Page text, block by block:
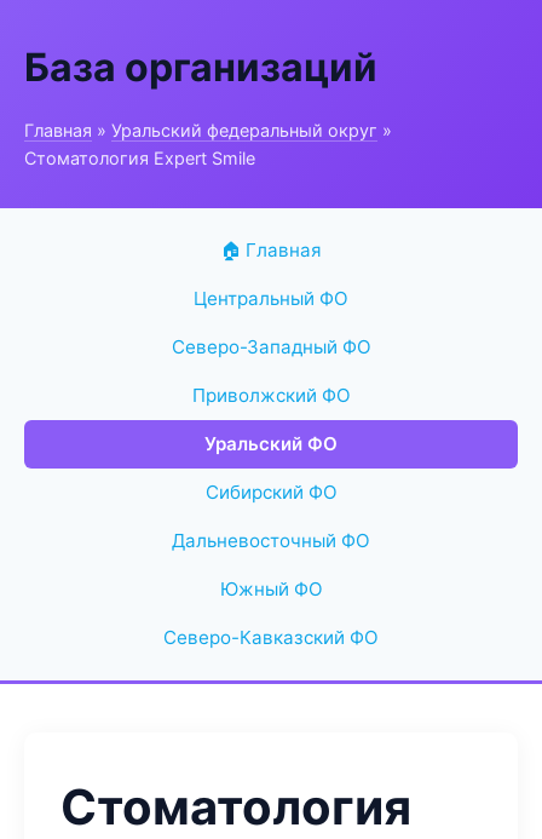
База организаций
Главная » Уральский федеральный округ »
Стоматология Expert Smile
🏠 Главная
Центральный ФО
Северо-Западный ФО
Приволжский ФО
Уральский ФО
Сибирский ФО
Дальневосточный ФО
Южный ФО
Северо-Кавказский ФО
Стоматология